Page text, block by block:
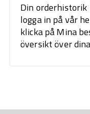
Din orderhistorik
logga in på vår
klicka på Mina
översikt över